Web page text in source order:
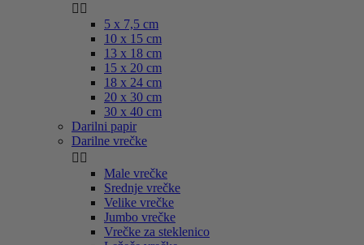
 
5 x 7,5 cm
10 x 15 cm
13 x 18 cm
15 x 20 cm
18 x 24 cm
20 x 30 cm
30 x 40 cm
Darilni papir
Darilne vrečke
 
Male vrečke
Srednje vrečke
Velike vrečke
Jumbo vrečke
Vrečke za steklenico